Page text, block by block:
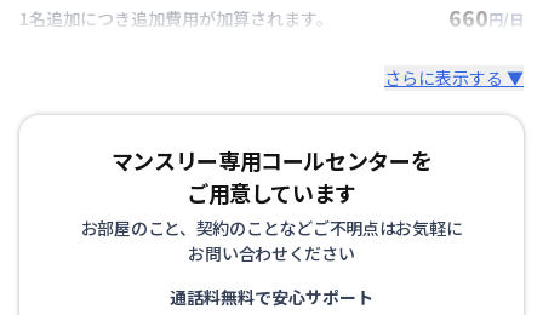
1名追加につき追加費用が加算されます。 660円/日
さらに表示する ▼
マンスリー専用コールセンターを
ご用意しています
お部屋のこと、契約のことなどご不明点はお気軽に
お問い合わせください
通話料無料で安心サポート